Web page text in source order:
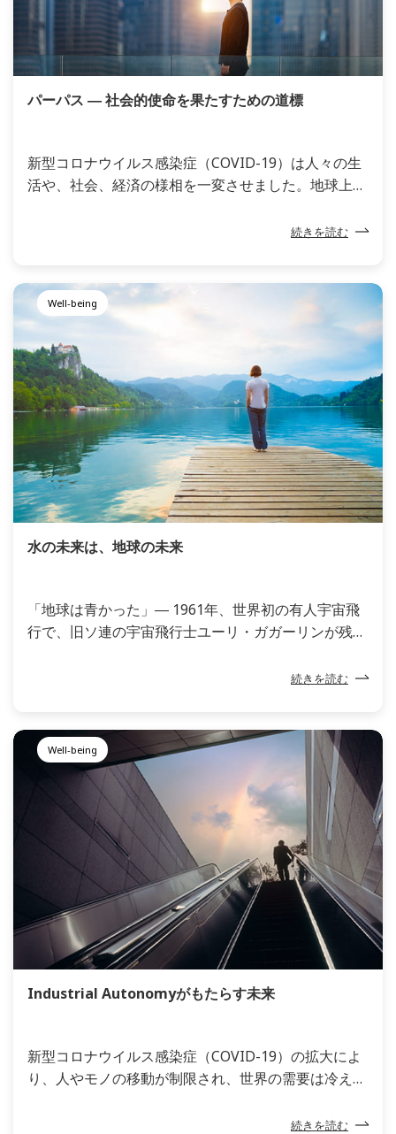
パーパス ― 社会的使命を果たすための道標
新型コロナウイルス感染症（COVID-19）は人々の生
活や、社会、経済の様相を一変させました。地球上に
題や経済的な格差の拡大、その結果としての社会の分
続きを読む
Well-being
水の未来は、地球の未来
「地球は青かった」― 1961年、世界初の有人宇宙飛
行で、旧ソ連の宇宙飛行士ユーリ・ガガーリンが残し
の大半は海水が占めており、人間が利用できるのは地
料生産や経済活動においても人間の生活を支えていま
す。しかし今、気候変動や世界的な人口の増加によっ
て、安定した水資源の確保が困難になってきていま
す。2050年までに世界人口は90億人近くに達する見
通しですが、このうち3分の2に及ぶ50億人近くが水
不足を経験すると言われています。食料増産の必要性
や開発途上国の経済成長などによって、水需要は増大
すると見込まれており、水をめぐる世界的な獲得競争
は激化する一方です。
続きを読む
Well-being
Industrial Autonomyがもたらす未来
新型コロナウイルス感染症（COVID-19）の拡大によ
り、人やモノの移動が制限され、世界の需要は冷え込
ライチェーンの混乱を招きました。企業や社会は、人
続きを読む